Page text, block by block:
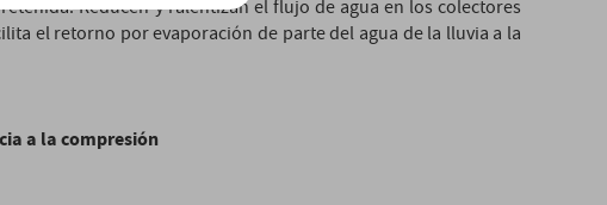
Reducen y ralentizan el flujo de agua en los colectores
el retorno por evaporación de parte del agua de la lluvia a la
a la compresión